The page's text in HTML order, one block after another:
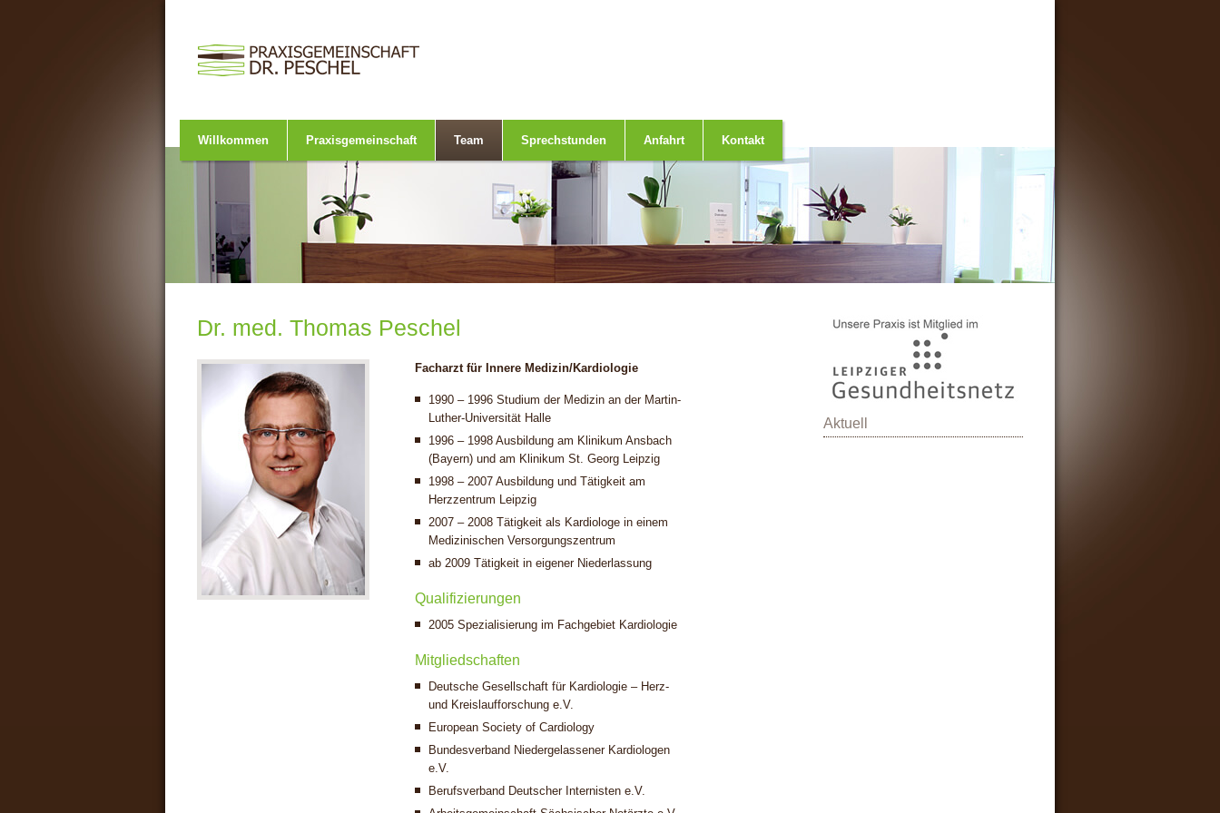
Willkommen Praxisgemeinschaft Team Sprechstunden Anfahrt Kontakt
Dr. med. Thomas Peschel
Facharzt für Innere Medizin/Kardiologie
1990 – 1996 Studium der Medizin an der Martin-
Luther-Universität Halle
1996 – 1998 Ausbildung am Klinikum Ansbach
(Bayern) und am Klinikum St. Georg Leipzig
1998 – 2007 Ausbildung und Tätigkeit am
Herzzentrum Leipzig
2007 – 2008 Tätigkeit als Kardiologe in einem
Medizinischen Versorgungszentrum
ab 2009 Tätigkeit in eigener Niederlassung
Qualifizierungen
2005 Spezialisierung im Fachgebiet Kardiologie
Mitgliedschaften
Deutsche Gesellschaft für Kardiologie – Herz-
und Kreislaufforschung e.V.
European Society of Cardiology
Bundesverband Niedergelassener Kardiologen
e.V.
Berufsverband Deutscher Internisten e.V.
Aktuell